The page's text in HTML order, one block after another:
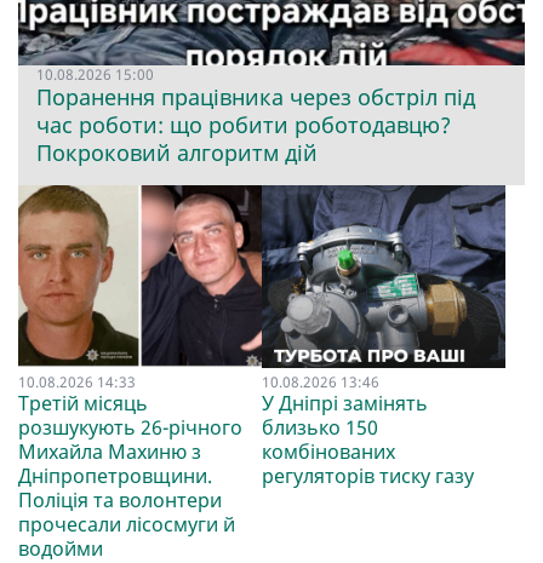
10.08.2026 15:00
Поранення працівника через обстріл під
час роботи: що робити роботодавцю?
Покроковий алгоритм дій
10.08.2026 14:33
Третій місяць
розшукують 26-річного
Михайла Махиню з
Дніпропетровщини.
Поліція та волонтери
прочесали лісосмуги й
водойми
10.08.2026 13:46
У Дніпрі замінять
близько 150
комбінованих
регуляторів тиску газу